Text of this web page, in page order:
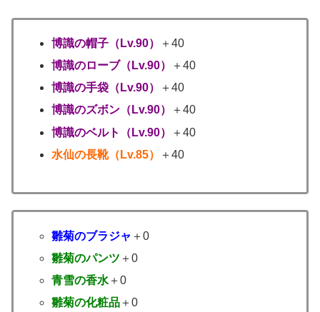
博識の帽子（Lv.90）
＋40
博識のローブ（Lv.90）
＋40
博識の手袋（Lv.90）
＋40
博識のズボン（Lv.90）
＋40
博識のベルト（Lv.90）
＋40
水仙の長靴（Lv.85）
＋40
雛菊のブラジャ ＋0
雛菊のパンツ ＋0
青雪の香水 ＋0
雛菊の化粧品 ＋0